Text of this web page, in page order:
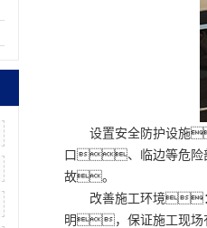
设置安全防护设施
口、临边等危险
故。
改善施工环境
明，保证施工现场